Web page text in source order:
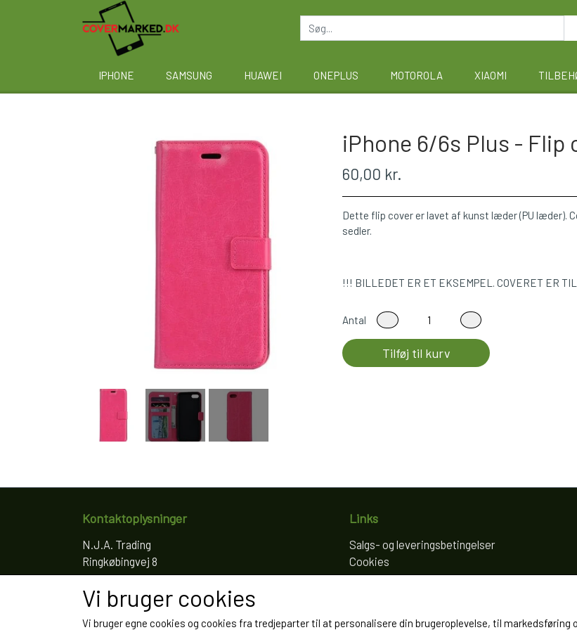
IPHONE SAMSUNG HUAWEI ONEPLUS MOTOROLA XIAOMI
iPhone 6/6s Plus - Flip
60,00 kr.
Dette flip cover er lavet af kunst læder (PU læder).
sedler.
!!! BILLEDET ER ET EKSEMPEL. COVERET ER
Antal
Tilføj til kurv
Kontaktoplysninger
N.J.A. Trading
Ringkøbingvej 8
4200 Slagelse
Telefon: 61766797
CVR: 35022155
Links
Salgs- og leveringsbetingelser
Cookies
Fortrydelse og reklamation
Vi bruger cookies
Vi bruger egne cookies og cookies fra tredjeparter til at personalisere din brugeroplevelse, til